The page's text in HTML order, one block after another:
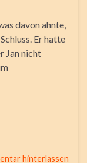
davon ahnte,
Er hatte
Jan nicht
hinterlassen